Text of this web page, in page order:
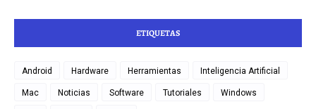
ETIQUETAS
Android Hardware Herramientas Inteligencia Artificial
Mac Noticias Software Tutoriales Windows